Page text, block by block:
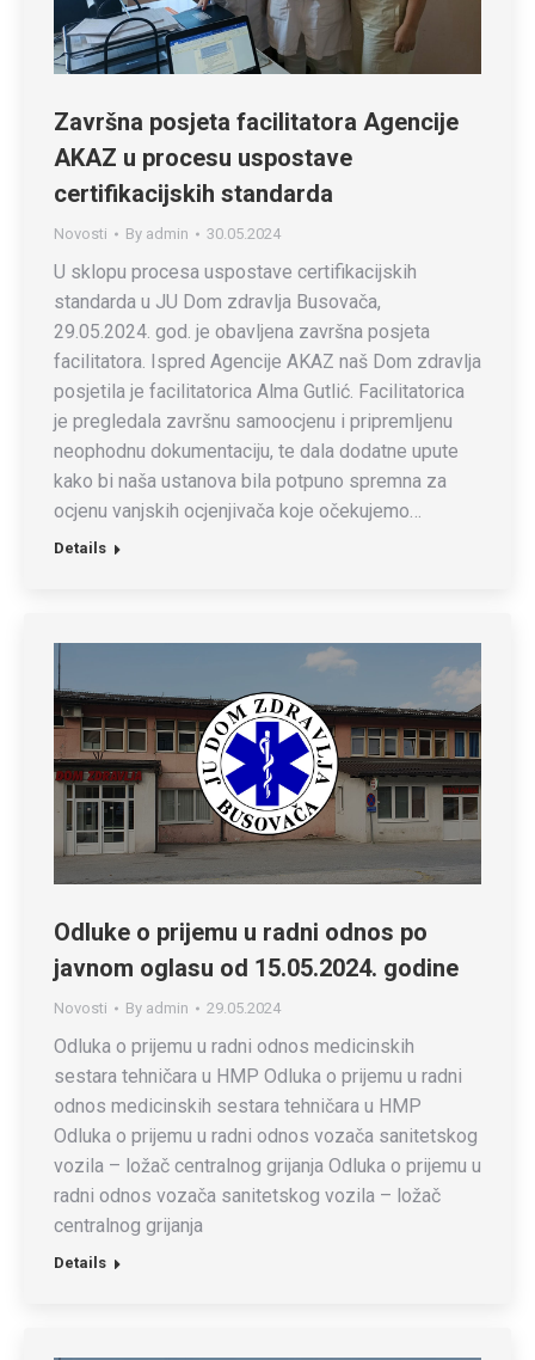
Završna posjeta facilitatora Agencije
AKAZ u procesu uspostave
certifikacijskih standarda
Novosti By admin 30.05.2024
U sklopu procesa uspostave certifikacijskih
standarda u JU Dom zdravlja Busovača,
29.05.2024. god. je obavljena završna posjeta
facilitatora. Ispred Agencije AKAZ naš Dom zdravlja
posjetila je facilitatorica Alma Gutlić. Facilitatorica
je pregledala završnu samoocjenu i pripremljenu
neophodnu dokumentaciju, te dala dodatne upute
kako bi naša ustanova bila potpuno spremna za
ocjenu vanjskih ocjenjivača koje očekujemo…
Details
Odluke o prijemu u radni odnos po
javnom oglasu od 15.05.2024. godine
Novosti By admin 29.05.2024
Odluka o prijemu u radni odnos medicinskih
sestara tehničara u HMP Odluka o prijemu u radni
odnos medicinskih sestara tehničara u HMP
Odluka o prijemu u radni odnos vozača sanitetskog
vozila – ložač centralnog grijanja Odluka o prijemu u
radni odnos vozača sanitetskog vozila – ložač
centralnog grijanja
Details